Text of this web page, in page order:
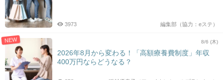
編集部（協力：eステ）
3973
NEW 8/6 (木)
2026年8月から変わる！「高額療養費制度」年収
400万円ならどうなる？